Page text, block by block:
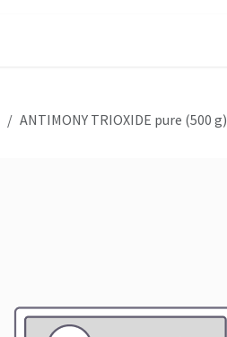
ANTIMONY TRIOXIDE pure (500 g)